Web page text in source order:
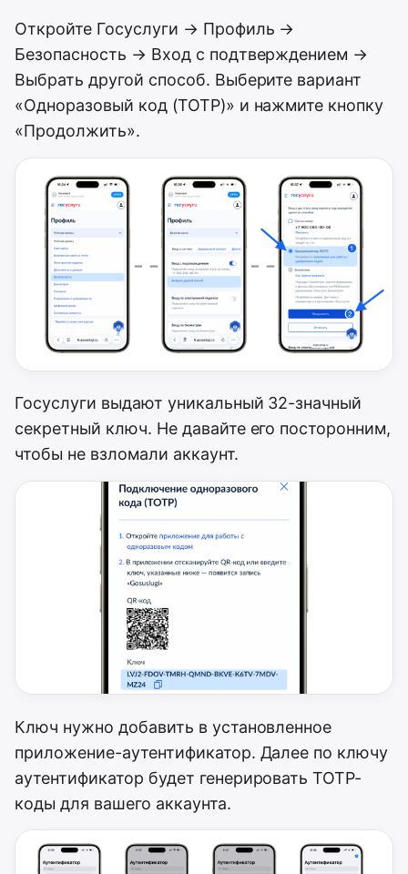
Откройте Госуслуги → Профиль →
Безопасность → Вход с подтверждением →
Выбрать другой способ. Выберите вариант
«Одноразовый код (TOTP)» и нажмите кнопку
«Продолжить».
Госуслуги выдают уникальный 32-значный
секретный ключ. Не давайте его посторонним,
чтобы не взломали аккаунт.
Ключ нужно добавить в установленное
приложение-аутентификатор. Далее по ключу
аутентификатор будет генерировать TOTP-
коды для вашего аккаунта.